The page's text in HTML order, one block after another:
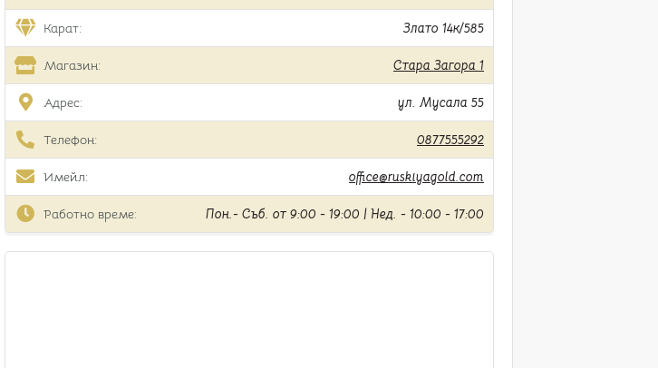
Карат: Злато 14к/585
Магазин: Стара Загора 1
Адрес: ул. Мусала 55
Телефон: 0877555292
Имейл: office@ruskiyagold.com
Работно време: Пон.- Съб. от 9:00 - 19:00 | Нед. - 10:00 - 17:00